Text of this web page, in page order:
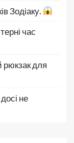
Зодіаку.
час
рюкзак для
не